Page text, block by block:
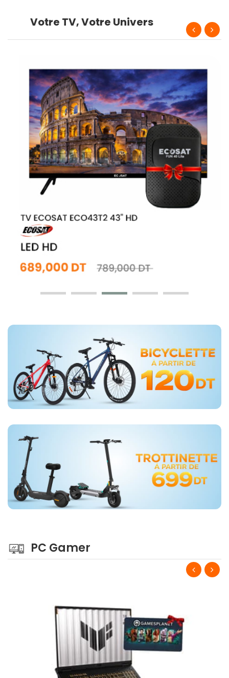
Votre TV, Votre Univers
PC Gamer